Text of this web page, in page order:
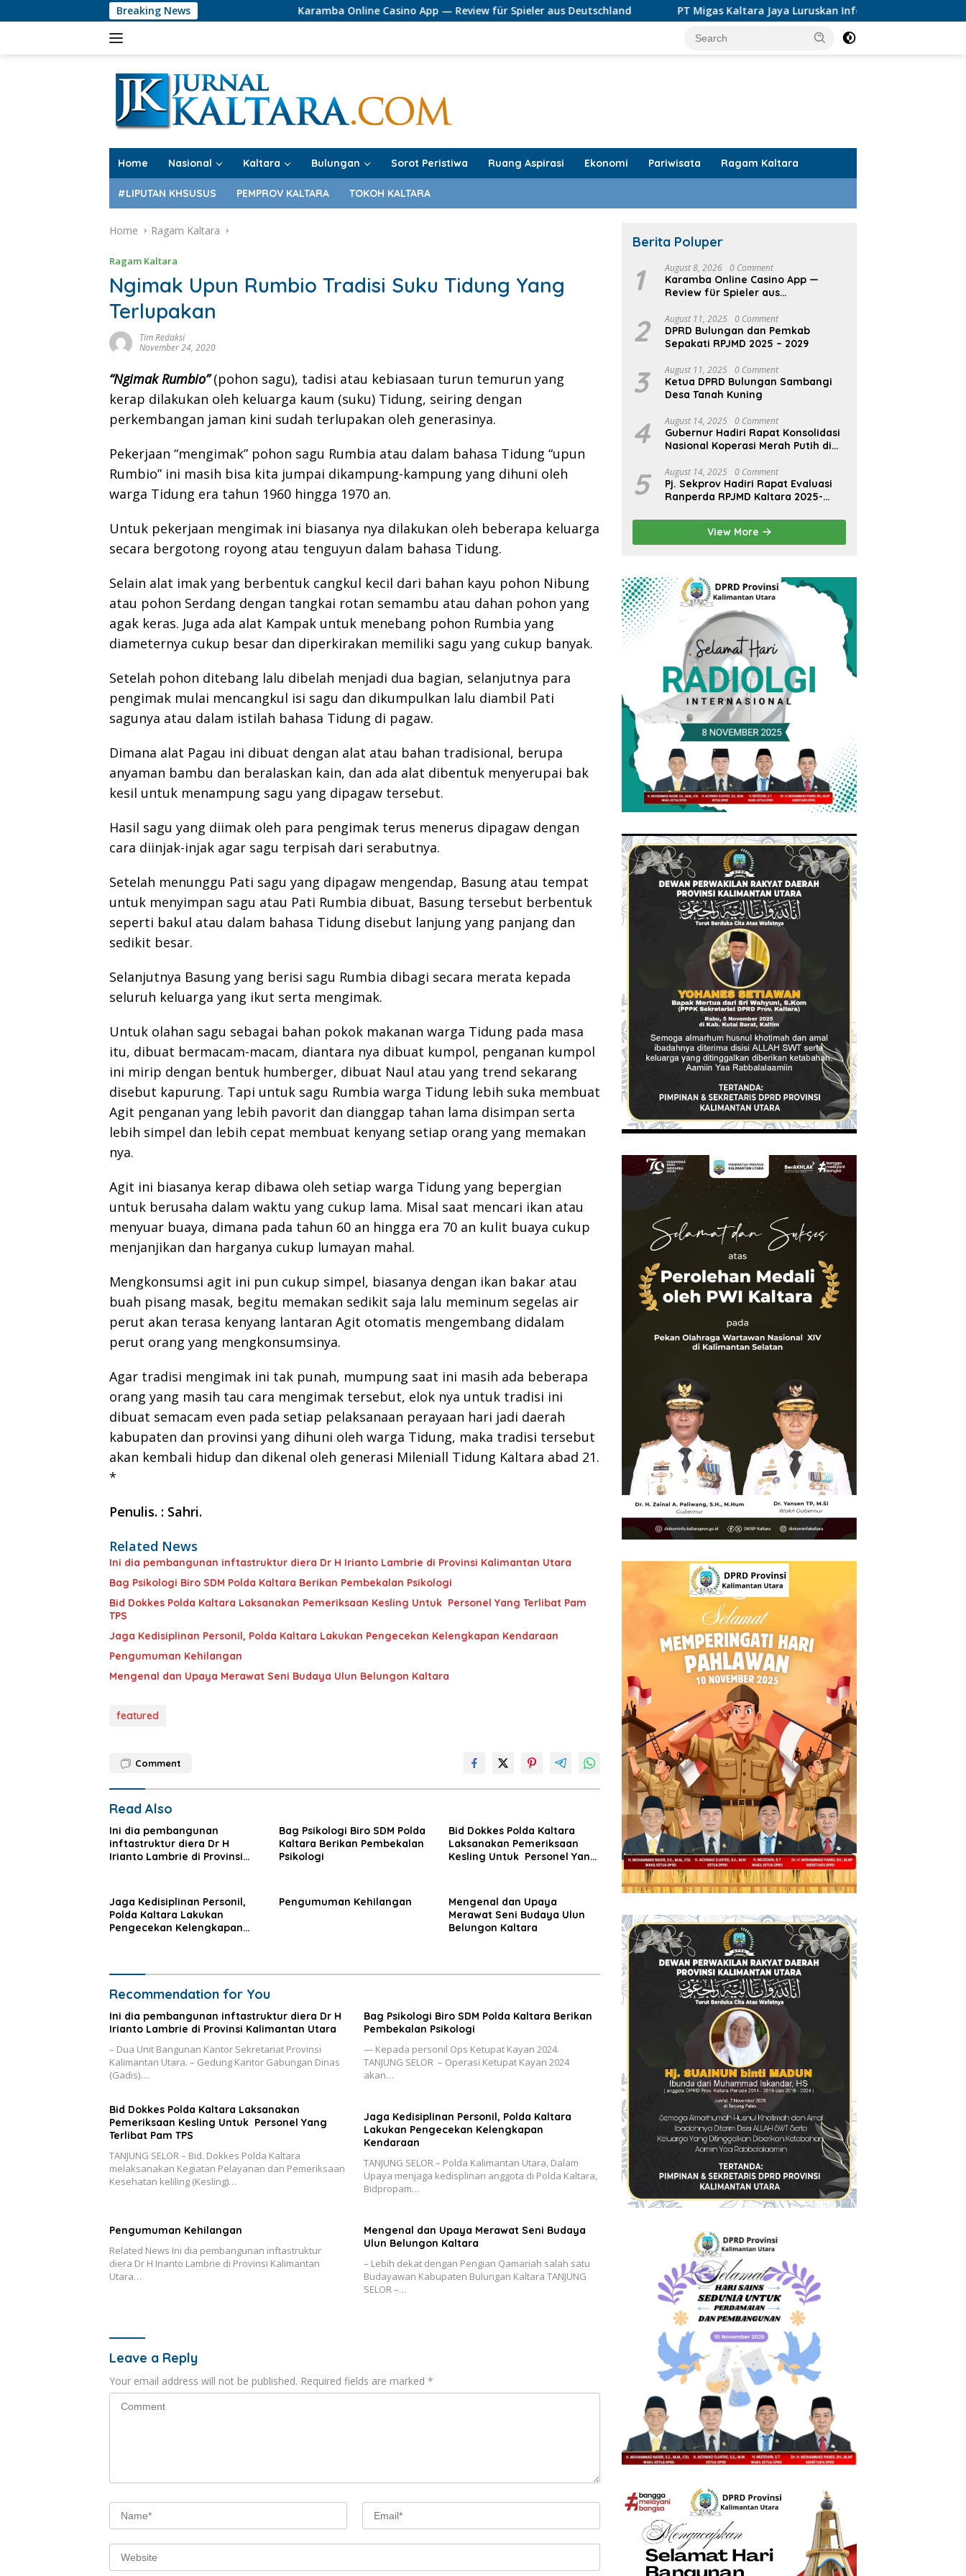
to
Breaking News Karamba Online Casino App — Review für Spieler aus Deutschland PT Migas Kaltara Jaya Luruskan Informasi PI Tarakan Offshore
Home Nasional Kaltara Bulungan Sorot Peristiwa Ruang Aspirasi Ekonomi Pariwisata Ragam Kaltara
#LIPUTAN KHSUSUS PEMPROV KALTARA TOKOH KALTARA
Home Ragam Kaltara
Ragam Kaltara
Ngimak Upun Rumbio Tradisi Suku Tidung Yang
Terlupakan
Tim Redaksi
November 24, 2020
“Ngimak Rumbio”(pohon sagu), tadisi atau kebiasaan turun temurun yang
kerap dilakukan oleh keluarga kaum (suku) Tidung, seiring dengan
perkembangan jaman kini sudah terlupakan oleh generasinya.
Pekerjaan “mengimak” pohon sagu Rumbia atau dalam bahasa Tidung “upun
Rumbio” ini masih bisa kita jumpai dikampung-kampung yang dihuni oleh
warga Tidung era tahun 1960 hingga 1970 an.
Untuk pekerjaan mengimak ini biasanya nya dilakukan oleh beberapa keluarga
secara bergotong royong atau tenguyun dalam bahasa Tidung.
Selain alat imak yang berbentuk cangkul kecil dari bahan kayu pohon Nibung
atau pohon Serdang dengan tangkai rotan semambu atau dahan pohon yang
agak keras. Juga ada alat Kampak untuk menebang pohon Rumbia yang
diameternya cukup besar dan diperkirakan memiliki sagu yang cukup banyak.
Setelah pohon ditebang lalu dibelah menjadi dua bagian, selanjutnya para
pengimak mulai mencangkul isi sagu dan dikumpulkan lalu diambil Pati
sagunya atau dalam istilah bahasa Tidung di pagaw.
Dimana alat Pagau ini dibuat dengan alat atau bahan tradisional, berupa
anyaman bambu dan beralaskan kain, dan ada alat dibentuk menyerupai bak
kesil untuk menampung sagu yang dipagaw tersebut.
Hasil sagu yang diimak oleh para pengimak terus menerus dipagaw dengan
cara diinjak-injak agar sagu terpisah dari serabutnya.
Setelah menunggu Pati sagu yang dipagaw mengendap, Basung atau tempat
untuk menyimpan sagu atau Pati Rumbia dibuat, Basung tersebut berbentuk
seperti bakul atau dalam bahasa Tidung disebut lanjung yang panjang dan
sedikit besar.
Selanjutnya Basung yang berisi sagu Rumbia dibagi secara merata kepada
seluruh keluarga yang ikut serta mengimak.
Untuk olahan sagu sebagai bahan pokok makanan warga Tidung pada masa
itu, dibuat bermacam-macam, diantara nya dibuat kumpol, penganan kumpol
ini mirip dengan bentuk humberger, dibuat Naul atau yang trend sekarang
disebut kapurung. Tapi untuk sagu Rumbia warga Tidung lebih suka membuat
Agit penganan yang lebih pavorit dan dianggap tahan lama disimpan serta
lebih simpel dan lebih cepat membuat kenyang setiap orang yang memakan
nya.
Agit ini biasanya kerap dibawa oleh setiap warga Tidung yang bepergian
untuk berusaha dalam waktu yang cukup lama. Misal saat mencari ikan atau
menyuar buaya, dimana pada tahun 60 an hingga era 70 an kulit buaya cukup
menjanjikan dan harganya cukup lumayan mahal.
Mengkonsumsi agit ini pun cukup simpel, biasanya dengan ikan bakar atau
buah pisang masak, begitu memakan sedikit saja lalu meminum segelas air
perut akan terasa kenyang lantaran Agit otomatis mengembang didalam
perut orang yang mengkonsumsinya.
Agar tradisi mengimak ini tak punah, mumpung saat ini masih ada beberapa
orang yang masih tau cara mengimak tersebut, elok nya untuk tradisi ini
dibuat semacam even pada setiap pelaksanaan perayaan hari jadi daerah
kabupaten dan provinsi yang dihuni oleh warga Tidung, maka tradisi tersebut
akan kembali hidup dan dikenal oleh generasi Mileniall Tidung Kaltara abad 21.
*
Penulis. : Sahri.
Related News
Ini dia pembangunan inftastruktur diera Dr H Irianto Lambrie di Provinsi Kalimantan Utara
Bag Psikologi Biro SDM Polda Kaltara Berikan Pembekalan Psikologi
Bid Dokkes Polda Kaltara Laksanakan Pemeriksaan Kesling Untuk Personel Yang Terlibat Pam
TPS
Jaga Kedisiplinan Personil, Polda Kaltara Lakukan Pengecekan Kelengkapan Kendaraan
Pengumuman Kehilangan
Mengenal dan Upaya Merawat Seni Budaya Ulun Belungon Kaltara
featured
Comment
Read Also
Ini dia pembangunan
inftastruktur diera Dr H
Irianto Lambrie di Provinsi
Bag Psikologi Biro SDM Polda
Kaltara Berikan Pembekalan
Psikologi
Bid Dokkes Polda Kaltara
Laksanakan Pemeriksaan
Kesling Untuk Personel Yang
Jaga Kedisiplinan Personil,
Polda Kaltara Lakukan
Pengecekan Kelengkapan
Pengumuman Kehilangan
Mengenal dan Upaya
Merawat Seni Budaya Ulun
Belungon Kaltara
Recommendation for You
Ini dia pembangunan inftastruktur diera Dr H
Irianto Lambrie di Provinsi Kalimantan Utara
– Dua Unit Bangunan Kantor Sekretariat Provinsi
Kalimantan Utara. – Gedung Kantor Gabungan Dinas
(Gadis)….
Bag Psikologi Biro SDM Polda Kaltara Berikan
Pembekalan Psikologi
— Kepada personil Ops Ketupat Kayan 2024.
TANJUNG SELOR – Operasi Ketupat Kayan 2024
akan…
Bid Dokkes Polda Kaltara Laksanakan
Pemeriksaan Kesling Untuk Personel Yang
Terlibat Pam TPS
TANJUNG SELOR – Bid. Dokkes Polda Kaltara
melaksanakan Kegiatan Pelayanan dan Pemeriksaan
Kesehatan keliling (Kesling)…
Jaga Kedisiplinan Personil, Polda Kaltara
Lakukan Pengecekan Kelengkapan
Kendaraan
TANJUNG SELOR – Polda Kalimantan Utara, Dalam
Upaya menjaga kedisplinan anggota di Polda Kaltara,
Bidpropam…
Pengumuman Kehilangan
Related News Ini dia pembangunan inftastruktur
diera Dr H Irianto Lambrie di Provinsi Kalimantan
Utara…
Mengenal dan Upaya Merawat Seni Budaya
Ulun Belungon Kaltara
– Lebih dekat dengan Pengian Qamariah salah satu
Budayawan Kabupaten Bulungan Kaltara TANJUNG
SELOR –…
Leave a Reply
Your email address will not be published. Required fields are marked *
Berita Poluper
1 August 8, 2026 0 Comment
Karamba Online Casino App —
Review für Spieler aus
2 August 11, 2025 0 Comment
DPRD Bulungan dan Pemkab
Sepakati RPJMD 2025 – 2029
3 August 11, 2025 0 Comment
Ketua DPRD Bulungan Sambangi
Desa Tanah Kuning
4 August 14, 2025 0 Comment
Gubernur Hadiri Rapat Konsolidasi
Nasional Koperasi Merah Putih di
5 August 14, 2025 0 Comment
Pj. Sekprov Hadiri Rapat Evaluasi
Ranperda RPJMD Kaltara 2025-
View More